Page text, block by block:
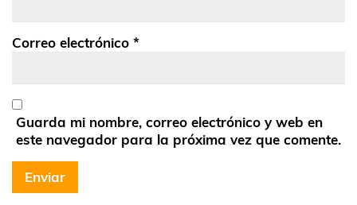
Correo electrónico *
Guarda mi nombre, correo electrónico y web en
este navegador para la próxima vez que comente.